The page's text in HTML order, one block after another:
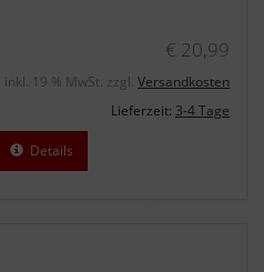
€ 20,99
inkl. 19 % MwSt. zzgl. Versandkosten
Lieferzeit: 3-4 Tage
Details